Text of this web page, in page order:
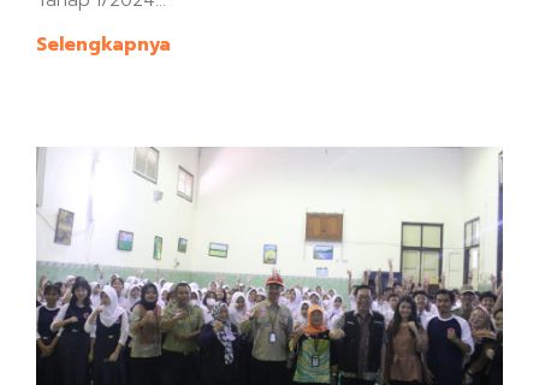
Selengkapnya